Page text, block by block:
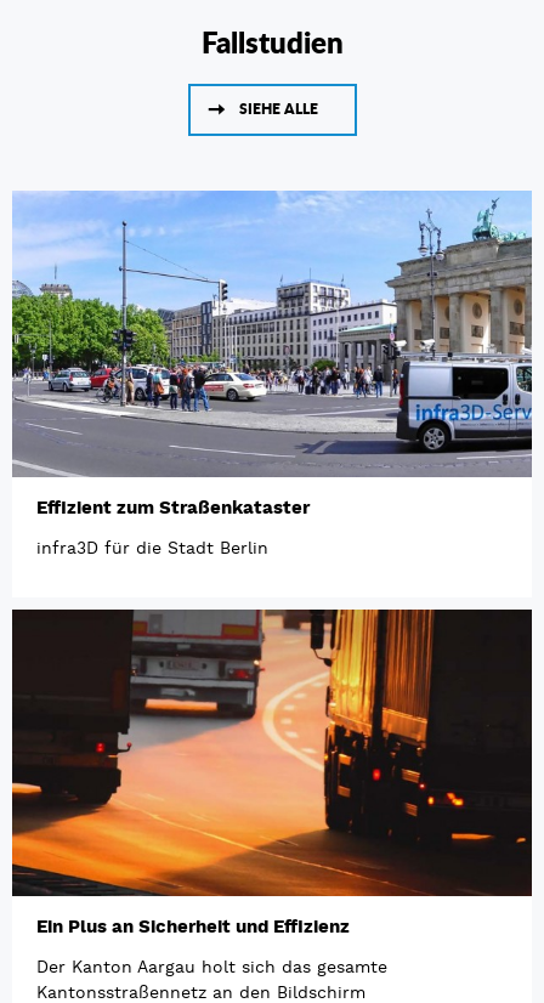
Fallstudien
SIEHE ALLE
Effizient zum Straßenkataster
infra3D für die Stadt Berlin
Ein Plus an Sicherheit und Effizienz
Der Kanton Aargau holt sich das gesamte
Kantonsstraßennetz an den Bildschirm